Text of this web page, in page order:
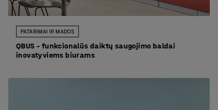
PATARIMAI IR MADOS
QBUS – funkcionalūs daiktų saugojimo baldai
inovatyviems biurams